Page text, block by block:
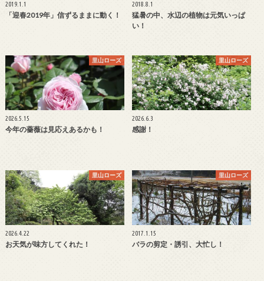
2019.1.1
「迎春2019年」信ずるままに動く！
2018.8.1
猛暑の中、水辺の植物は元気いっぱ
い！
里山ローズ
2026.5.15
今年の薔薇は見応えあるかも！
里山ローズ
2026.6.3
感謝！
里山ローズ
2026.4.22
お天気が味方してくれた！
里山ローズ
2017.1.15
バラの剪定・誘引、大忙し！